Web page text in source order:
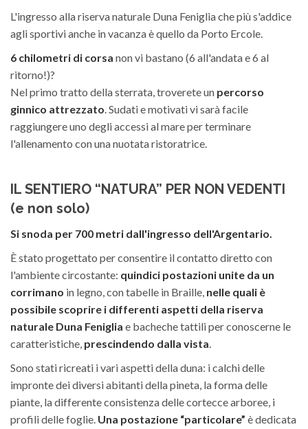
L'ingresso alla riserva naturale Duna Feniglia che più s'addice
agli sportivi anche in vacanza è quello da Porto Ercole.
6 chilometri di corsa non vi bastano (6 all'andata e 6 al
ritorno!)?
Nel primo tratto della sterrata, troverete un percorso
ginnico attrezzato. Sudati e motivati vi sarà facile
raggiungere uno degli accessi al mare per terminare
l'allenamento con una nuotata ristoratrice.
IL SENTIERO “NATURA” PER NON VEDENTI
(e non solo)
Si snoda per 700 metri dall'ingresso dell'Argentario.
È stato progettato per consentire il contatto diretto con
l'ambiente circostante: quindici postazioni unite da un
corrimano in legno, con tabelle in Braille, nelle quali è
possibile scoprire i differenti aspetti della riserva
naturale Duna Feniglia e bacheche tattili per conoscerne le
caratteristiche, prescindendo dalla vista.
Sono stati ricreati i vari aspetti della duna: i calchi delle
impronte dei diversi abitanti della pineta, la forma delle
piante, la differente consistenza delle cortecce arboree, i
profili delle foglie. Una postazione “particolare” è dedicata